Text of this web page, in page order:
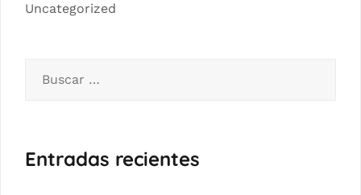
Uncategorized
Entradas recientes